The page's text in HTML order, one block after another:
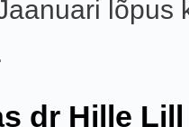
lõpus
dr Hille Lill